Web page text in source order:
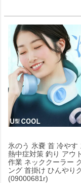
氷のう 氷嚢 首 冷やす
熱中症対策 釣り アウ
作業 ネッククーラー
ング 首掛け ひんやり
(09000681r)